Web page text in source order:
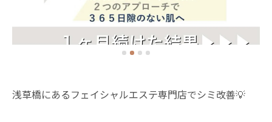
浅草橋にあるフェイシャルエステ専門店でシミ改善💡